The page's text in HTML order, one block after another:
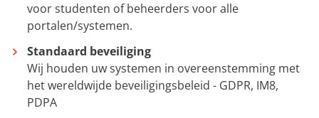
voor studenten of beheerders voor alle
portalen/systemen.
Standaard beveiliging
Wij houden uw systemen in overeenstemming met
het wereldwijde beveiligingsbeleid - GDPR, IM8,
PDPA